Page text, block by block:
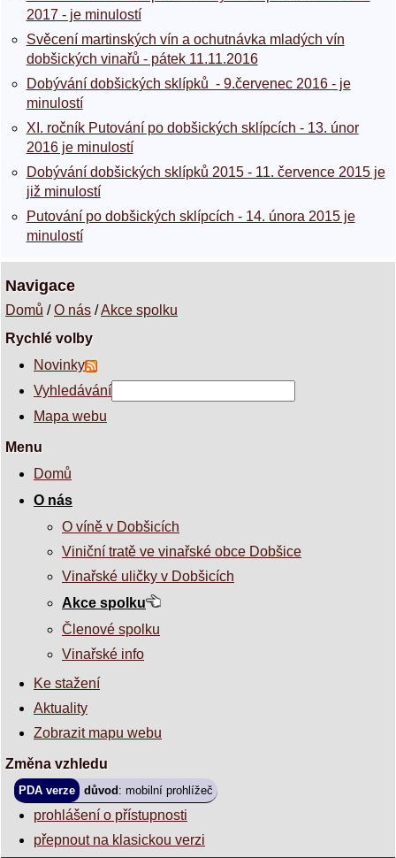
2017 - je minulostí
Svěcení martinských vín a ochutnávka mladých vín
dobšických vinařů - pátek 11.11.2016
Dobývání dobšických sklípků - 9.červenec 2016 - je
minulostí
XI. ročník Putování po dobšických sklípcích - 13. únor
2016 je minulostí
Dobývání dobšických sklípků 2015 - 11. července 2015 je
již minulostí
Putování po dobšických sklípcích - 14. února 2015 je
minulostí
Navigace
Domů /O nás /Akce spolku
Rychlé volby
Novinky
Vyhledávání
Mapa webu
Menu
Domů
O nás
O víně v Dobšicích
Viniční tratě ve vinařské obce Dobšice
Vinařské uličky v Dobšicích
Akce spolku
Členové spolku
Vinařské info
Ke stažení
Aktuality
Zobrazit mapu webu
Změna vzhledu
PDA verze důvod : mobilní prohlížeč
prohlášení o přístupnosti
přepnout na klasickou verzi